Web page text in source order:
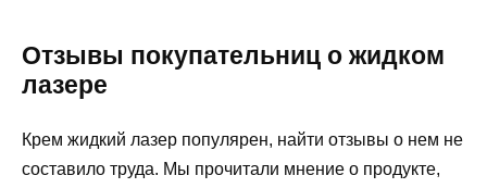
Отзывы покупательниц о жидком
лазере
Крем жидкий лазер популярен, найти отзывы о нем не
составило труда. Мы прочитали мнение о продукте,